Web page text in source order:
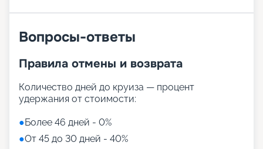
Вопросы-ответы
Правила отмены и возврата
Количество дней до круиза — процент
удержания от стоимости:
●Более 46 дней - 0%
●От 45 до 30 дней - 40%